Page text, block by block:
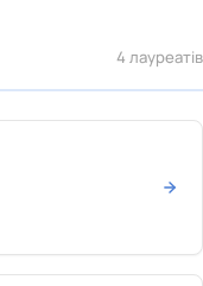
4 лауреатів